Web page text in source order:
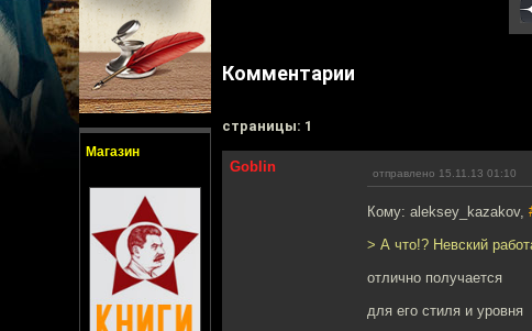
Магазин
Комментарии
cтраницы: 1
Goblin отправлено 15.11.13 01:10
Кому: aleksey_kazakov,
> А что!? Невский
отлично получается
для его стиля и уровня